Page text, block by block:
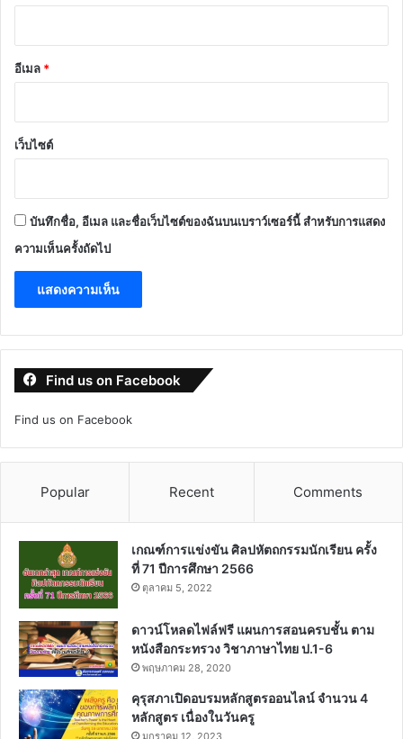
อีเมล *
เว็บไซต์
บันทึกชื่อ, อีเมล และชื่อเว็บไซต์ของฉันบนเบราว์เซอร์นี้ สำหรับการแสดง
ความเห็นครั้งถัดไป
Find us on Facebook
Find us on Facebook
Popular Recent Comments
เกณฑ์การแข่งขัน ศิลปหัตถกรรมนักเรียน ครั้ง
ที่ 71 ปีการศึกษา 2566
ตุลาคม 5, 2022
ดาวน์โหลดไฟล์ฟรี แผนการสอนครบชั้น ตาม
หนังสือกระทรวง วิชาภาษาไทย ป.1-6
พฤษภาคม 28, 2020
คุรุสภาเปิดอบรมหลักสูตรออนไลน์ จำนวน 4
หลักสูตร เนื่องในวันครู
มกราคม 12, 2023